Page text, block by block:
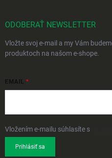
ODOBERAŤ NEWSLETTER
Vložte svoj e-mail a my Vám
produktoch na našom e-shope.
EMAIL
Vložením e-mailu súhlasíte s
Prihlásiť sa